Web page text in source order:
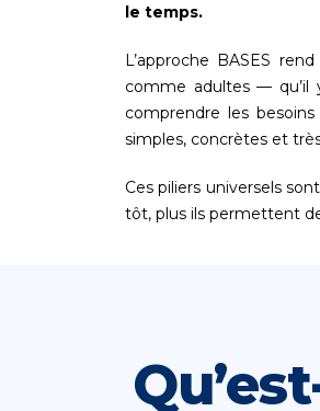
le temps.
L’approche BASES
comme adultes — qu’il
comprendre les
simples, concrètes et
Ces piliers universels
tôt, plus ils permettent